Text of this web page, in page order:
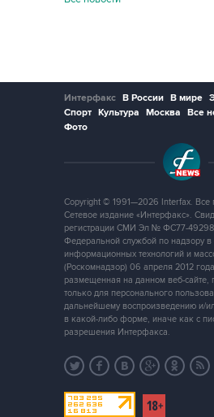
Интерфакс В России В мире
Спорт Культура Москва Все
Фото
Copyright © 1991—2026 Interfax.
Сетевое издание «Интерфакс».
регистрации СМИ Эл № ФС77-
Федеральной службой по надзору в
информационных технологий и
(Роскомнадзор) 06 апреля 2012
размещенная на данном веб-сайте,
только для персонального
дальнейшему воспроизведению и/
в какой-либо форме, иначе как с
разрешения Интерфакса.